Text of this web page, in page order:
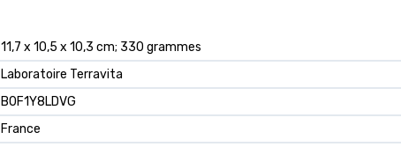
11,7 x 10,5 x 10,3 cm; 330 grammes
Laboratoire Terravita
B0F1Y8LDVG
France